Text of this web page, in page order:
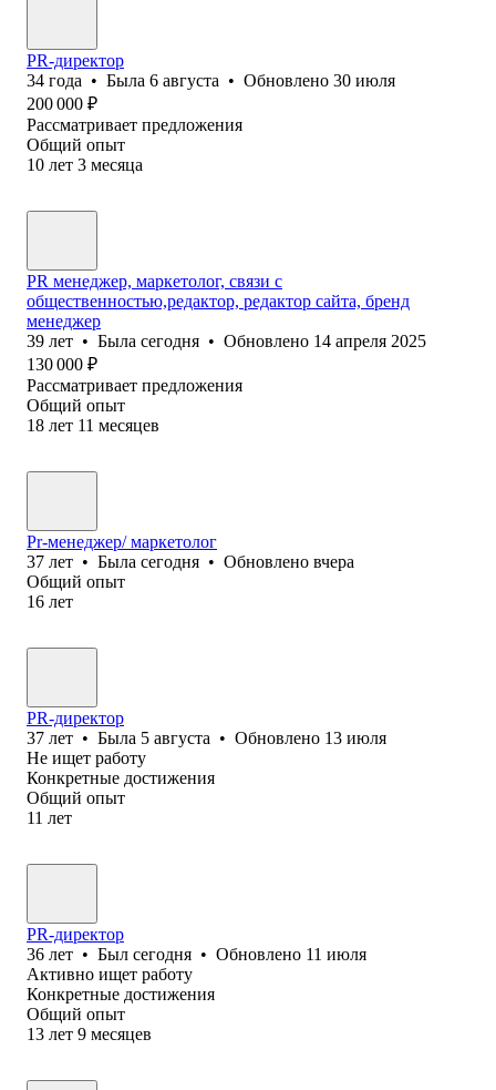
PR-директор
34 года • Была 6 августа • Обновлено 30 июля
200 000 ₽
Рассматривает предложения
Общий опыт
10 лет 3 месяца
PR менеджер, маркетолог, связи с
общественностью,редактор, редактор сайта, бренд
менеджер
39 лет • Была сегодня • Обновлено 14 апреля 2025
130 000 ₽
Рассматривает предложения
Общий опыт
18 лет 11 месяцев
Pr-менеджер/ маркетолог
37 лет • Была сегодня • Обновлено вчера
Общий опыт
16 лет
PR-директор
37 лет • Была 5 августа • Обновлено 13 июля
Не ищет работу
Конкретные достижения
Общий опыт
11 лет
PR-директор
36 лет • Был сегодня • Обновлено 11 июля
Активно ищет работу
Конкретные достижения
Общий опыт
13 лет 9 месяцев